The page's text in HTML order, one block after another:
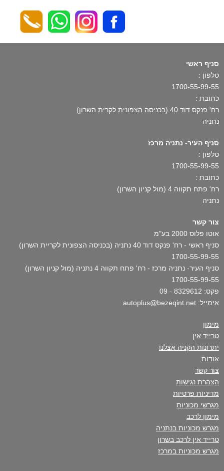
סניף ראשי
טלפון :
1700-55-99-55
כתובת :
רח' פנקס דוד 40 (בכניסה הצפונית לקרית השרון)
נתניה
סניף העיר- נתניה מרכז
טלפון :
1700-55-99-55
כתובת :
רח' פתח תקווה 4 (מול קניון השרון)
נתניה
צור קשר
אוטו פלוס 2000 בע"מ
סניף ראשי - רח' פנקס דוד 40 נתניה (בכניסה הצפונית לקריית השרון)
1700-55-99-55
סניף העיר- נתניה מרכז - רח' פתח תקווה 4 נתניה (מול קניון השרון)
1700-55-99-55
פקס: 8329612 - 09
אימייל: autoplus@bezeqint.net
מימון
טרייד אין
יתרונות הקניה אצלנו
אודות
צור קשר
הצהרת נגישות
מדיניות פרטיות
מגרשי מכוניות
מימון לרכב
מגרש מכוניות בנתניה
טרייד אין לרכב בשרון
מגרש מכוניות במרכז